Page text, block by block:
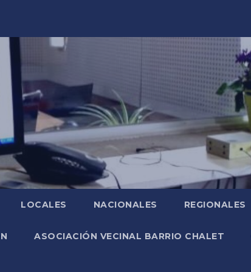
LOCALES NACIONALES REGIONALES
ASOCIACIÓN VECINAL BARRIO CHALET